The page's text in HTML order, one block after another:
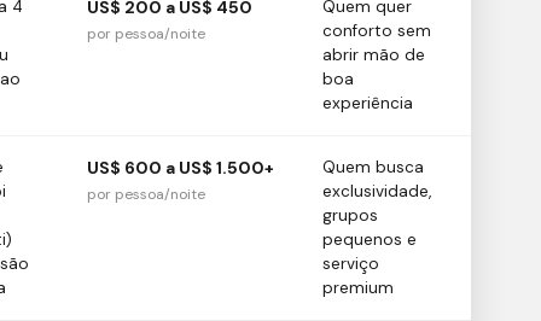
4 US$ 200 a US$ 450
por pessoa/noite
Quem quer
conforto sem
abrir mão de
boa
experiência
US$ 600 a US$ 1.500+
por pessoa/noite
Quem busca
exclusividade,
grupos
pequenos e
serviço
premium